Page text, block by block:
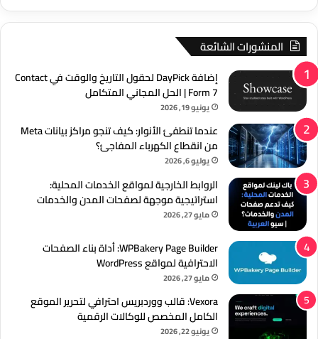
المنشورات الشائعة
إضافة DayPick لحقول التاريخ والوقت في Contact
Form 7 | الحل المجاني المتكامل
يونيو 19, 2026
عندما تنطفئ الأنوار: كيف تنجو مراكز بيانات Meta
من انقطاع الكهرباء المفاجئ؟
يوليو 6, 2026
الروابط الخارجية لمواقع الخدمات المحلية:
استراتيجية موجهة لصفحات المدن والخدمات
مايو 27, 2026
WPBakery Page Builder: أداة بناء الصفحات
الاحترافية لمواقع WordPress
مايو 27, 2026
Vexora: قالب ووردبريس احترافي لتحرير الموقع
الكامل المخصص للوكالات الرقمية
يونيو 22, 2026